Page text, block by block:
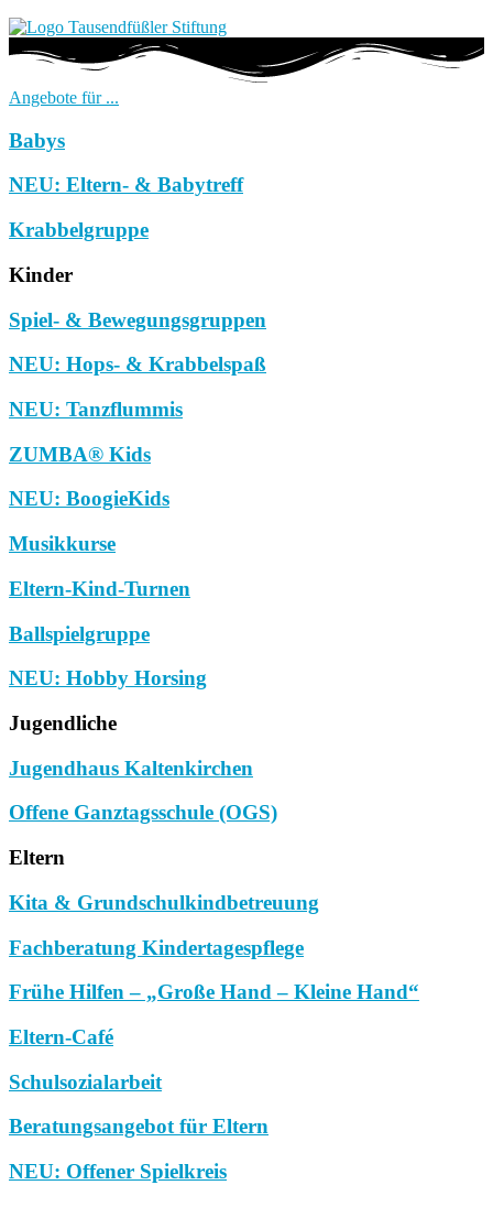
Angebote für ...
Babys
NEU: Eltern- & Babytreff
Krabbelgruppe
Kinder
Spiel- & Bewegungsgruppen
NEU: Hops- & Krabbelspaß
NEU: Tanzflummis
ZUMBA® Kids
NEU: BoogieKids
Musikkurse
Eltern-Kind-Turnen
Ballspielgruppe
NEU: Hobby Horsing
Jugendliche
Jugendhaus Kaltenkirchen
Offene Ganztagsschule (OGS)
Eltern
Kita & Grundschulkindbetreuung
Fachberatung Kindertagespflege
Frühe Hilfen – „Große Hand – Kleine Hand“
Eltern-Café
Schulsozialarbeit
Beratungsangebot für Eltern
NEU: Offener Spielkreis